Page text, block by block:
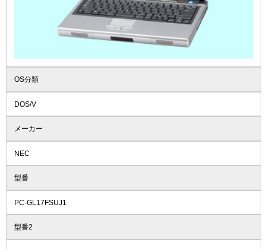
OS分類
DOS/V
メーカー
NEC
型番
PC-GL17FSUJ1
型番2